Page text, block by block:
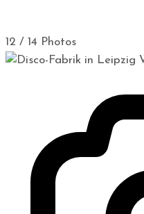
12 / 14 Photos